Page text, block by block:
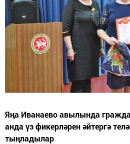
Яңа Иванаево авылында
анда үз фикерләрен әйтергә
тыңладылар